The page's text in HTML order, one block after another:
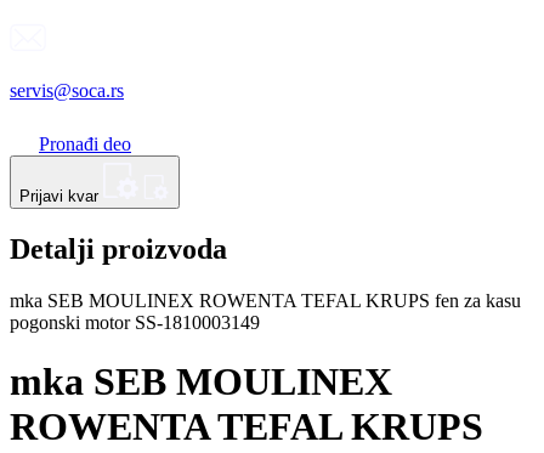
servis@soca.rs
Pronađi deo
Prijavi kvar
Detalji proizvoda
mka SEB MOULINEX ROWENTA TEFAL KRUPS fen za kasu
pogonski motor SS-1810003149
mka SEB MOULINEX
ROWENTA TEFAL KRUPS